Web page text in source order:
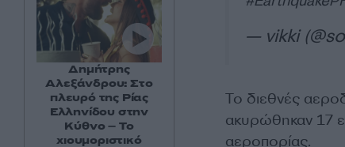
— vikki
Το διεθνές
ακυρώθηκαν 17
αεροπορίας.
Δημήτρης
Αλεξάνδρου: Στο
πλευρό της Ρίας
Ελληνίδου στην
Κύθνο – Το
χιουμοριστικό